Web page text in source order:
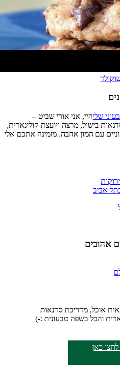
היי, אני אורי שביט –
בישול, מרצה ויועצת קולינארית,
עם המון אהבה. מזמינה אתכם אלי
אביב
אהובים
אוכל, מדריכת סדנאות
והכל בשפה טבעונית :-)
כאן